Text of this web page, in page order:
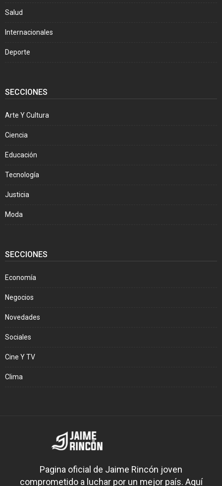
Salud
Internacionales
Deporte
SECCIONES
Arte Y Cultura
Ciencia
Educación
Tecnología
Justicia
Moda
SECCIONES
Economía
Negocios
Novedades
Sociales
Cine Y TV
Clima
Pagina oficial de Jaime Rincón joven
comprometido a luchar por un mejor país. Aquí